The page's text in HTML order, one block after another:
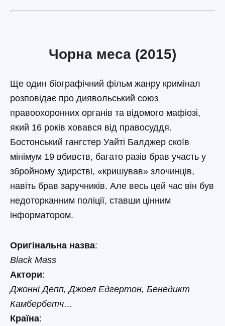
Чорна меса (2015)
Ще один біографічний фільм жанру кримінал
розповідає про диявольський союз
правоохоронних органів та відомого мафіозі,
який 16 років ховався від правосуддя.
Бостонський гангстер Уайті Балджер скоїв
мінімум 19 вбивств, багато разів брав участь у
збройному здирстві, «кришував» злочинців,
навіть брав заручників. Але весь цей час він був
недоторканним поліції, ставши цінним
інформатором.
Оригінальна назва:
Black Mass
Актори:
Джонні Депп, Джоел Едгертон, Бенедикт
Камбербетч…
Країна: